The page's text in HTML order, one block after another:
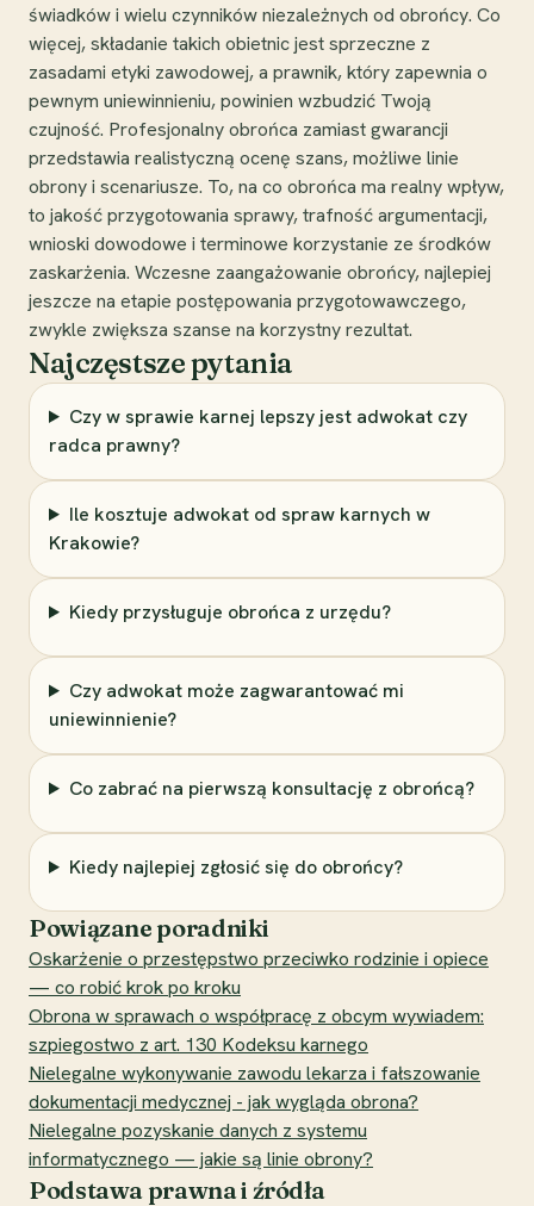
świadków i wielu czynników niezależnych od obrońcy. Co
więcej, składanie takich obietnic jest sprzeczne z
zasadami etyki zawodowej, a prawnik, który zapewnia o
pewnym uniewinnieniu, powinien wzbudzić Twoją
czujność. Profesjonalny obrońca zamiast gwarancji
przedstawia realistyczną ocenę szans, możliwe linie
obrony i scenariusze. To, na co obrońca ma realny wpływ,
to jakość przygotowania sprawy, trafność argumentacji,
wnioski dowodowe i terminowe korzystanie ze środków
zaskarżenia. Wczesne zaangażowanie obrońcy, najlepiej
jeszcze na etapie postępowania przygotowawczego,
zwykle zwiększa szanse na korzystny rezultat.
Najczęstsze pytania
Czy w sprawie karnej lepszy jest adwokat czy
radca prawny?
Ile kosztuje adwokat od spraw karnych w
Krakowie?
Kiedy przysługuje obrońca z urzędu?
Czy adwokat może zagwarantować mi
uniewinnienie?
Co zabrać na pierwszą konsultację z obrońcą?
Kiedy najlepiej zgłosić się do obrońcy?
Powiązane poradniki
Oskarżenie o przestępstwo przeciwko rodzinie i opiece
— co robić krok po kroku
Obrona w sprawach o współpracę z obcym wywiadem:
szpiegostwo z art. 130 Kodeksu karnego
Nielegalne wykonywanie zawodu lekarza i fałszowanie
dokumentacji medycznej - jak wygląda obrona?
Nielegalne pozyskanie danych z systemu
informatycznego — jakie są linie obrony?
Podstawa prawna i źródła